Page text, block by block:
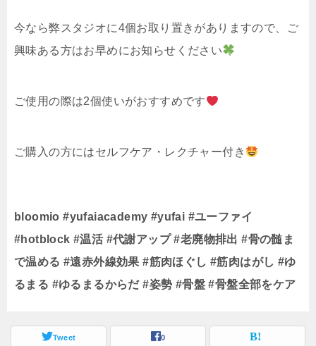
今なら弊スタジオに4個お取り置きがありますので、ご
興味ある方はお早めにお知らせください
ご使用の際は2個使いがおすすめです
ご購入の方にはセルフケア・レクチャー付き
bloomio #yufaiacademy #yufai #ユーファイ
#hotblock #温活 #代謝アップ #老廃物排出 #骨の髄ま
で温める #遠赤外線効果 #筋肉ほぐし #筋肉はがし #ゆ
るまる #ゆるまるからだ #姿勢 #骨盤 #骨盤全部をケア
Tweet 0